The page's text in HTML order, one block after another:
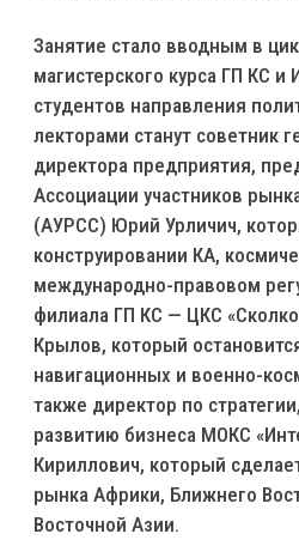
Занятие стало вводным в
магистерского курса ГП КС
студентов направления
лекторами станут советник
директора предприятия,
Ассоциации участников
(АУРСС) Юрий Урличич,
конструировании КА,
международно-правовом
филиала ГП КС — ЦКС
Крылов, который
навигационных и военно-
также директор по
развитию бизнеса МОКС
Кириллович, который
рынка Африки, Ближнего
Восточной Азии.